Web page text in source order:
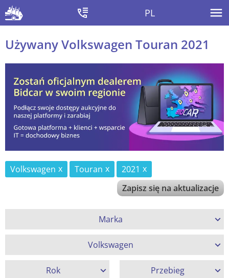
PL
Używany Volkswagen Touran 2021
Volkswagen Touran
2021
Zapisz się na aktualizacje
Marka
Volkswagen
Rok Przebieg